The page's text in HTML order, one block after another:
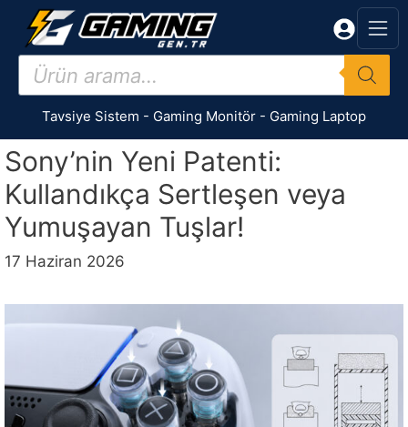
İçeriğe
Products
search
Tavsiye Sistem - Gaming Monitör - Gaming Laptop
Sony’nin Yeni Patenti:
Kullandıkça Sertleşen veya
Yumuşayan Tuşlar!
17 Haziran 2026